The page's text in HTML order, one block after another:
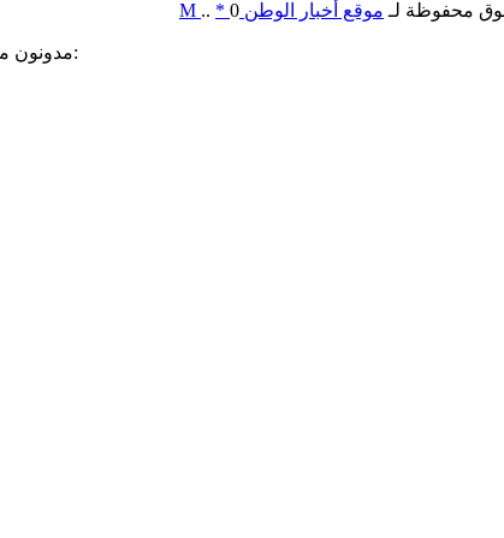
M .. * محفوظة لـ موقع أخبار الوطن 0
مدونون معجبون بهذه: